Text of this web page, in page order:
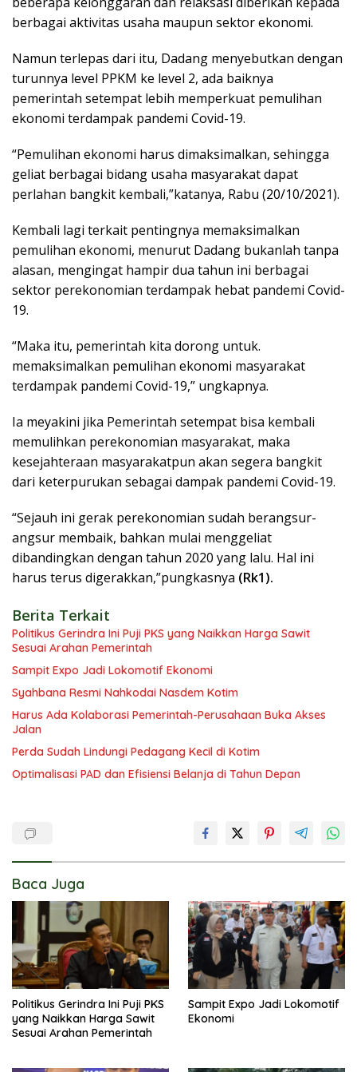
berbagai aktivitas usaha maupun sektor ekonomi.
Namun terlepas dari itu, Dadang menyebutkan dengan
turunnya level PPKM ke level 2, ada baiknya
pemerintah setempat lebih memperkuat pemulihan
ekonomi terdampak pandemi Covid-19.
“Pemulihan ekonomi harus dimaksimalkan, sehingga
geliat berbagai bidang usaha masyarakat dapat
perlahan bangkit kembali,”katanya, Rabu (20/10/2021).
Kembali lagi terkait pentingnya memaksimalkan
pemulihan ekonomi, menurut Dadang bukanlah tanpa
alasan, mengingat hampir dua tahun ini berbagai
sektor perekonomian terdampak hebat pandemi Covid-
19.
“Maka itu, pemerintah kita dorong untuk.
memaksimalkan pemulihan ekonomi masyarakat
terdampak pandemi Covid-19,” ungkapnya.
Ia meyakini jika Pemerintah setempat bisa kembali
memulihkan perekonomian masyarakat, maka
kesejahteraan masyarakatpun akan segera bangkit
dari keterpurukan sebagai dampak pandemi Covid-19.
“Sejauh ini gerak perekonomian sudah berangsur-
angsur membaik, bahkan mulai menggeliat
dibandingkan dengan tahun 2020 yang lalu. Hal ini
harus terus digerakkan,”pungkasnya (Rk1).
Berita Terkait
Politikus Gerindra Ini Puji PKS yang Naikkan Harga Sawit
Sesuai Arahan Pemerintah
Sampit Expo Jadi Lokomotif Ekonomi
Syahbana Resmi Nahkodai Nasdem Kotim
Harus Ada Kolaborasi Pemerintah-Perusahaan Buka Akses
Jalan
Perda Sudah Lindungi Pedagang Kecil di Kotim
Optimalisasi PAD dan Efisiensi Belanja di Tahun Depan
Baca Juga
Politikus Gerindra Ini Puji PKS
yang Naikkan Harga Sawit
Sesuai Arahan Pemerintah
Sampit Expo Jadi Lokomotif
Ekonomi